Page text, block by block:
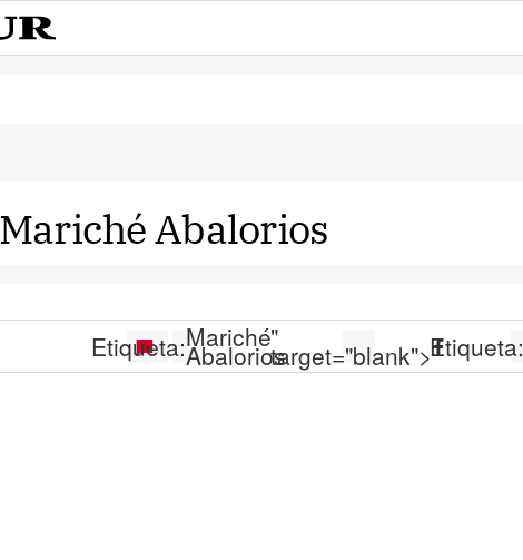
Mariché Abalorios
Etiqueta:Mariché
Abalorios
"
target="blank">Etiqueta: